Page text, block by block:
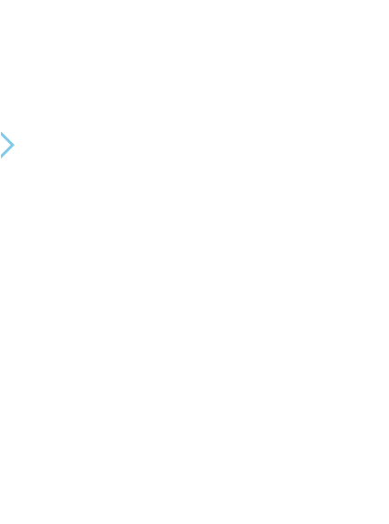
AO VIVO
de 6 (seis)
(quinze por cento)
após o período
com o objetivo de levar um ensino acessível e de alta